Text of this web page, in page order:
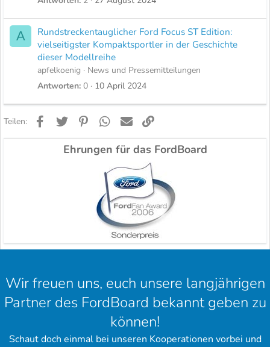
A
Rundstreckentauglicher Ford Focus ST Edition:
vielseitigster Kompaktsportler in der Geschichte
dieser Modellreihe
apfelkoenig
News und Pressemitteilungen
Antworten 0 10 April 2024
Teilen: FacebookTwitter PinterestWhatsApp
E-Mail
Ehrungen für das FordBoard
Wir freuen uns, euch unsere langjährigen
Partner des FordBoard bekannt geben zu
können!
Schaut doch einmal bei unseren Kooperationen vorbei und